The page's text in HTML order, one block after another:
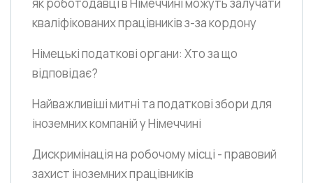
як роботодавці в Німеччині можуть залучати
кваліфікованих працівників з-за кордону
Німецькі податкові органи: Хто за що
відповідає?
Найважливіші митні та податкові збори для
іноземних компаній у Німеччині
Дискримінація на робочому місці - правовий
захист іноземних працівників